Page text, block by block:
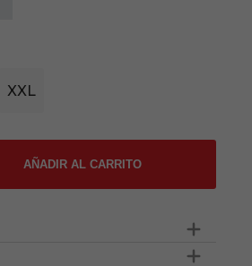
XXL
AÑADIR AL CARRITO